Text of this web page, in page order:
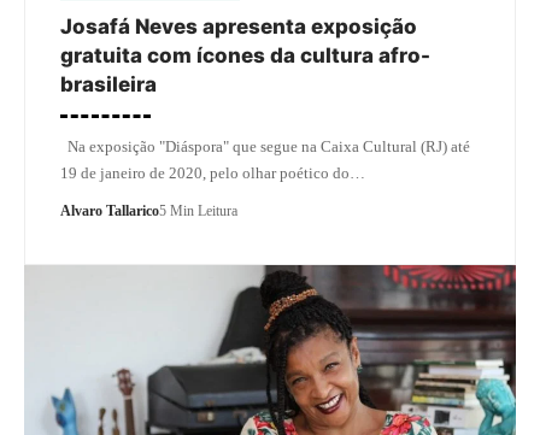
Josafá Neves apresenta exposição
gratuita com ícones da cultura afro-
brasileira
Na exposição "Diáspora" que segue na Caixa Cultural (RJ) até
19 de janeiro de 2020, pelo olhar poético do…
Alvaro Tallarico5 Min Leitura